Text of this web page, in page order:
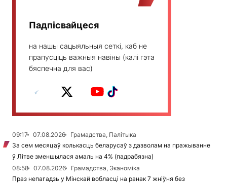
Падпісвайцеся
на нашы сацыяльныя сеткі, каб не
прапусціць важныя навіны (калі гэта
бяспечна для вас)
09:17 07.08.2026
Грамадства, Палітыка
За сем месяцаў колькасць беларусаў з дазволам на пражыванне
ў Літве зменшылася амаль на 4% (падрабязна)
08:58
07.08.2026
Грамадства, Эканоміка
Праз непагадзь у Мінскай вобласці на ранак 7 жніўня без